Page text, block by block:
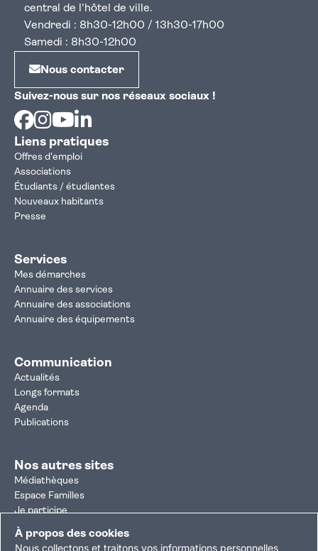
À propos des cookies
Nous collectons et traitons vos informations personnelles
central de l'hôtel de ville.
Vendredi : 8h30-12h00 / 13h30-17h00
Samedi : 8h30-12h00
Nous contacter
Suivez-nous sur nos réseaux sociaux !
Facebook
Instagram
Youtube
Liens pratiques
Offres d'emploi
Associations
Étudiants / étudiantes
Nouveaux habitants
Presse
Services
Mes démarches
Annuaire des services
Annuaire des associations
Annuaire des équipements
Communication
Actualités
Longs formats
Agenda
Publications
Nos autres sites
Médiathèques
Espace Familles
Je participe
Autorisation d'urbanisme
Résultats électoraux